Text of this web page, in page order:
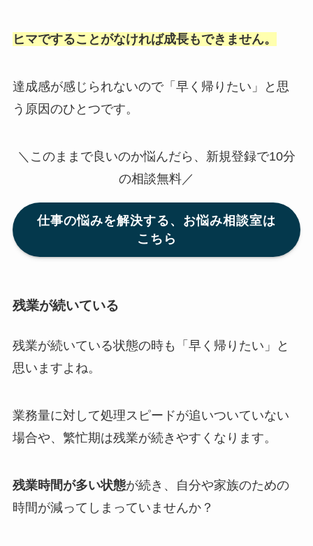
ヒマですることがなければ成長もできません。
達成感が感じられないので「早く帰りたい」と思
う原因のひとつです。
＼このままで良いのか悩んだら、新規登録で10分
の相談無料／
仕事の悩みを解決する、お悩み相談室は
こちら
残業が続いている
残業が続いている状態の時も「早く帰りたい」と
思いますよね。
業務量に対して処理スピードが追いついていない
場合や、繁忙期は残業が続きやすくなります。
残業時間が多い状態が続き、自分や家族のための
時間が減ってしまっていませんか？